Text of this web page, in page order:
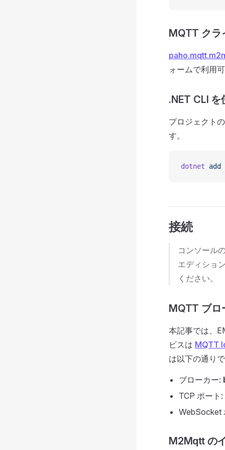
MQTT クラ
ォームで利用
.NET CLI
プロジェクト
す。
dotnet add
接続
コンソール
エディショ
ください。
MQTT ブロ
本記事では、
ビスは MQTT
は以下の通り
ブローカー:
TCP ポート:
WebSocket
M2Mqtt の